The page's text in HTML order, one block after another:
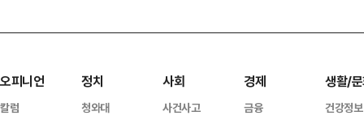
오피니언
칼럼
정치
청와대
사회
사건사고
경제
금융
생활/
건강정보